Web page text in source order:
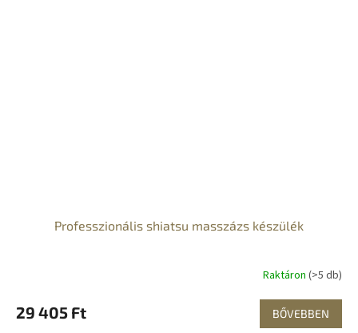
Professzionális shiatsu masszázs készülék
Raktáron (>5 db)
29 405 Ft BŐVEBBEN